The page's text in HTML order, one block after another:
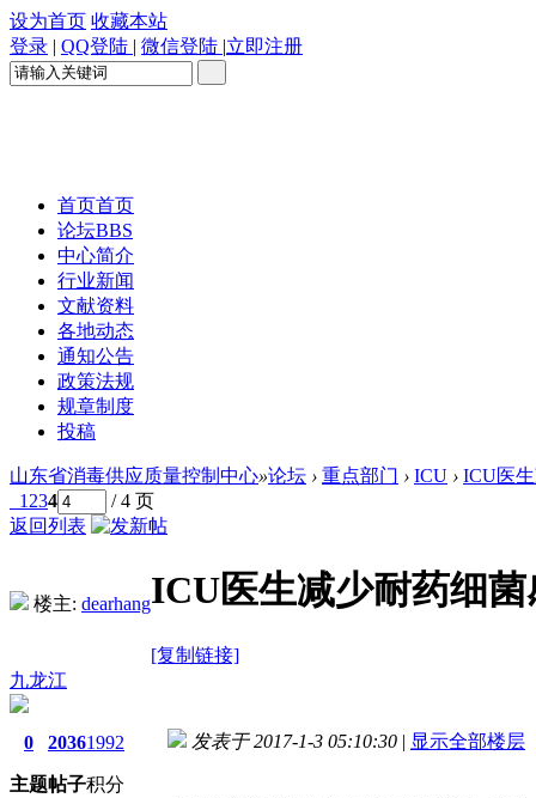
设为首页 收藏本站
登录 | QQ登陆 | 微信登陆 |立即注册
首页首页
论坛BBS
中心简介
行业新闻
文献资料
各地动态
通知公告
政策法规
规章制度
投稿
山东省消毒供应质量控制中心»论坛 › 重点部门 › ICU › ICU医
1 234
/ 4 页
返回列表
楼主: dearhangICU医生减少耐药细
[复制链接]
九龙江
0
主题
2036
帖子
1992
积分
发表于 2017-1-3 05:10:30 | 显示全部楼层